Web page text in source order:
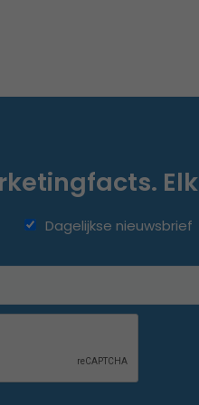
Dagelijkse nieuwsbrief